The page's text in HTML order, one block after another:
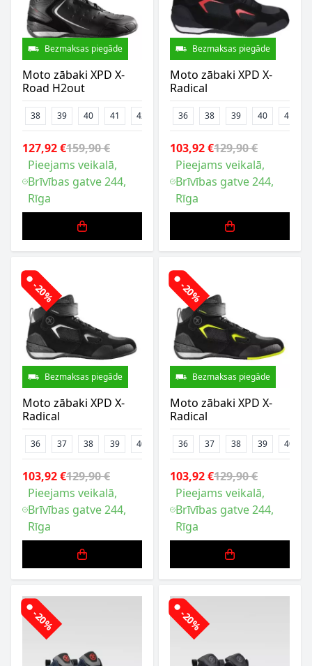
Bezmaksas piegāde
Moto zābaki XPD X-
Road H2out
38 39 40 41 42
127,92 €159,90 €
Pieejams veikalā,
Brīvības gatve 244,
Rīga
Bezmaksas piegāde
Moto zābaki XPD X-
Radical
36 38 39 40 41
103,92 €129,90 €
Pieejams veikalā,
Brīvības gatve 244,
Rīga
-20%
Bezmaksas piegāde
Moto zābaki XPD X-
Radical
36 37 38 39 40
103,92 €129,90 €
Pieejams veikalā,
Brīvības gatve 244,
Rīga
-20%
Bezmaksas piegāde
Moto zābaki XPD X-
Radical
36 37 38 39 40
103,92 €129,90 €
Pieejams veikalā,
Brīvības gatve 244,
Rīga
-20% -20%